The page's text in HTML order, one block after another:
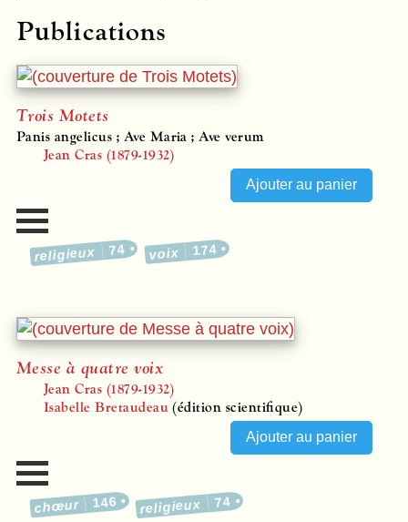
Publications
Trois Motets
Panis angelicus ; Ave Maria ; Ave verum
Jean Cras (1879-1932)
religieux 74 voix 174
Messe à quatre voix
Jean Cras (1879-1932)
Isabelle Bretaudeau (édition scientifique)
chœur 146 religieux 74